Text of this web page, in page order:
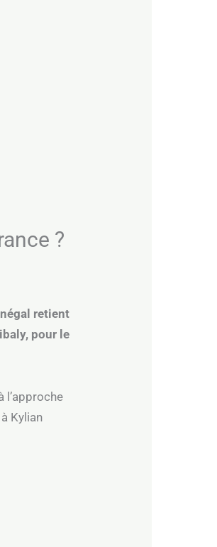
?
retient
pour le
l’approche
Kylian